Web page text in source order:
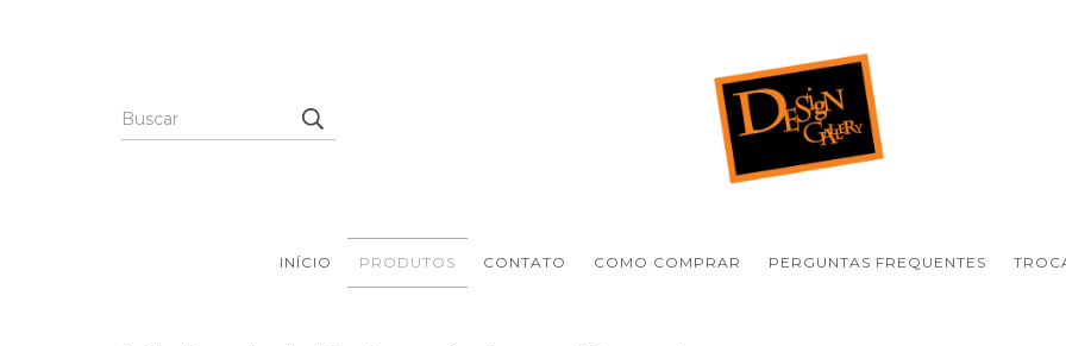
INÍCIO PRODUTOS CONTATO COMO COMPRAR PERGUNTAS FREQUENTES